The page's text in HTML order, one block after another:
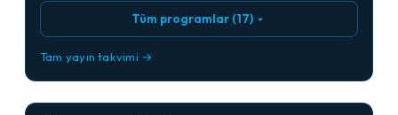
Tüm programlar (17)
Tam yayın takvimi →